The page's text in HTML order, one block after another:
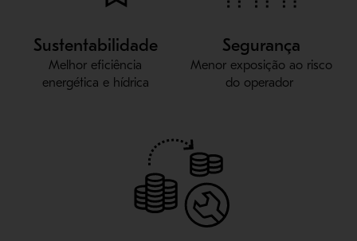
Sustentabilidade
Melhor eficiência
energética e hídrica
Segurança
Menor exposição ao risco
do operador